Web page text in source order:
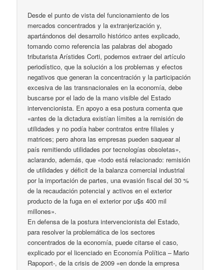
Desde el punto de vista del funcionamiento de los
mercados concentrados y la extranjerización y,
apartándonos del desarrollo histórico antes explicado,
tomando como referencia las palabras del abogado
tributarista Arístides Corti, podemos extraer del artículo
periodístico, que la solución a los problemas y efectos
negativos que generan la concentración y la participación
excesiva de las transnacionales en la economía, debe
buscarse por el lado de la mano visible del Estado
intervencionista. En apoyo a esa postura comenta que
«antes de la dictadura existían límites a la remisión de
utilidades y no podía haber contratos entre filiales y
matrices; pero ahora las empresas pueden saquear al
país remitiendo utilidades por tecnologías obsoletas»,
aclarando, además, que «todo está relacionado: remisión
de utilidades y déficit de la balanza comercial industrial
por la importación de partes, una evasión fiscal del 30 %
de la recaudación potencial y activos en el exterior
producto de la fuga en el exterior por u$s 400 mil
millones».
En defensa de la postura intervencionista del Estado,
para resolver la problemática de los sectores
concentrados de la economía, puede citarse el caso,
explicado por el licenciado en Economía Política – Mario
Rapoport-, de la crisis de 2009 «en donde la empresa